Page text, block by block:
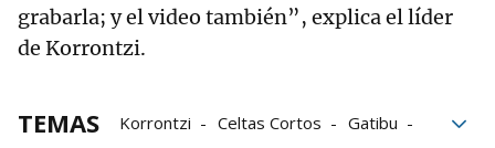
grabarla; y el video también”, explica el líder
de Korrontzi.
TEMAS Korrontzi Celtas Cortos
Gatibu